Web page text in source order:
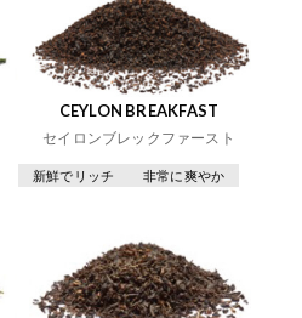
CEYLON BREAKFAST
セイロンブレックファースト
新鮮でリッチ 非常に爽やか